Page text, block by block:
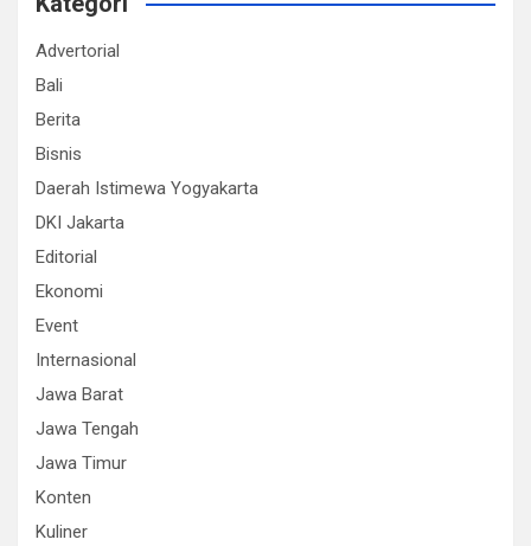
Advertorial
Bali
Berita
Bisnis
Daerah Istimewa Yogyakarta
DKI Jakarta
Editorial
Ekonomi
Event
Internasional
Jawa Barat
Jawa Tengah
Jawa Timur
Konten
Kuliner